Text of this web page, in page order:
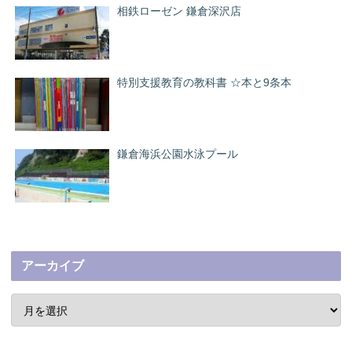
相鉄ローゼン 鎌倉深沢店
特別支援教育の教科書 ☆本と9条本
鎌倉海浜公園水泳プール
アーカイブ